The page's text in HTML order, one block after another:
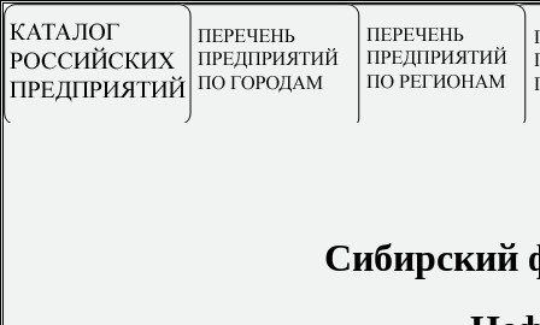
Сибирский